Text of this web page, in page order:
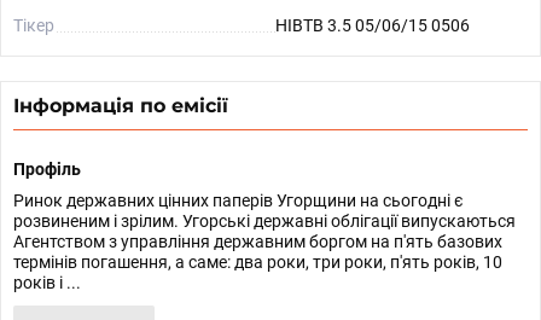
Тікер
HIBTB 3.5 05/06/15 0506
Інформація по емісії
Профіль
Ринок державних цінних паперів Угорщини на сьогодні є
розвиненим і зрілим. Угорські державні облігації випускаються
Агентством з управління державним боргом на п'ять базових
термінів погашення, а саме: два роки, три роки, п'ять років, 10
років і ...